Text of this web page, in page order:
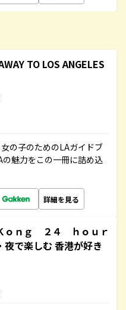
TO LOS ANGELES
の子のためのLAガイドブ
魅力をこの一冊に詰め込
詳細を見る
ｏｎｇ ２４ ｈｏｕｒ
で楽しむ 香港が好き